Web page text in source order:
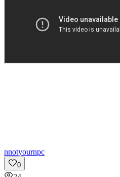
nnotyournpc
0